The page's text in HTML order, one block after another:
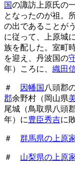
国の諏訪上原氏の
となったのが祖。
の出であることが
に従って、上原城
族を配した。室町
を迎え、丹波国の
年）ころに、 織田
＃ 因幡国 八頭郡
郡余野村（岡山県
尾城（鳥取県八頭
年）に豊臣秀吉に
＃ 群馬県の上原
＃ 山梨県の上原